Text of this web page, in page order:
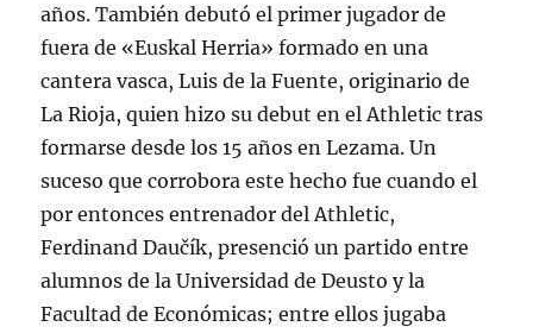
años. También debutó el primer jugador de
fuera de «Euskal Herria» formado en una
cantera vasca, Luis de la Fuente, originario de
La Rioja, quien hizo su debut en el Athletic tras
formarse desde los 15 años en Lezama. Un
suceso que corrobora este hecho fue cuando el
por entonces entrenador del Athletic,
Ferdinand Daučík, presenció un partido entre
alumnos de la Universidad de Deusto y la
Facultad de Económicas; entre ellos jugaba